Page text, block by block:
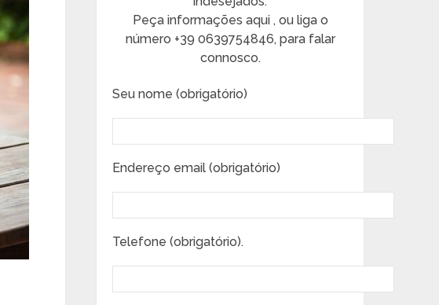
Peça informações aqui , ou liga o
número +39 0639754846, para falar
connosco.
Seu nome (obrigatório)
Endereço email (obrigatório)
Telefone (obrigatório).